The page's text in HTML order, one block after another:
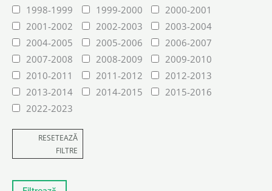
1998-1999
1999-2000
2000-2001
2001-2002
2002-2003
2003-2004
2004-2005
2005-2006
2006-2007
2007-2008
2008-2009
2009-2010
2010-2011
2011-2012
2012-2013
2013-2014
2014-2015
2015-2016
2022-2023
RESETEAZĂ
FILTRE